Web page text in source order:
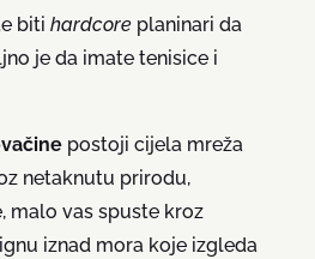
biti hardcoreplaninari da
je da imate tenisice i
postoji cijela mreža
netaknutu prirodu,
malo vas spuste kroz
iznad mora koje izgleda